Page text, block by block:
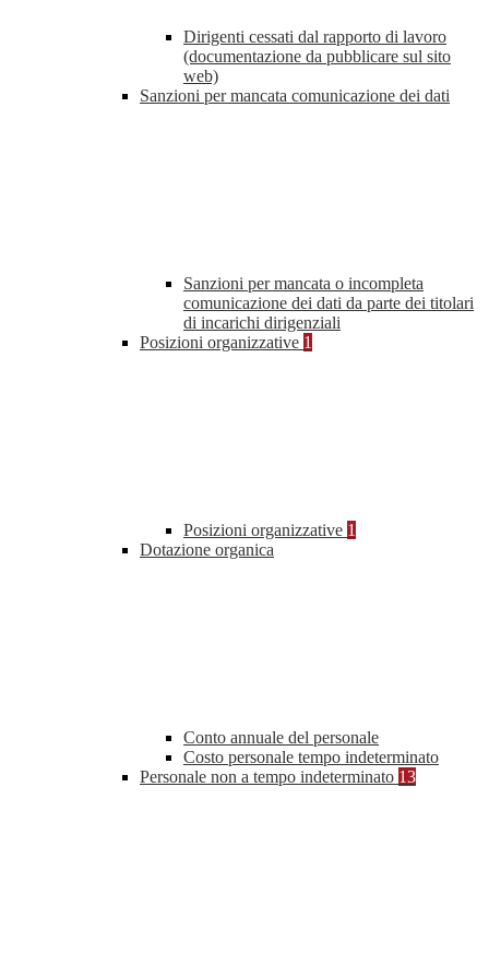
Dirigenti cessati dal rapporto di lavoro
(documentazione da pubblicare sul sito
web)
Sanzioni per mancata comunicazione dei dati
Sanzioni per mancata o incompleta
comunicazione dei dati da parte dei titolari
di incarichi dirigenziali
Posizioni organizzative 1
Posizioni organizzative 1
Dotazione organica
Conto annuale del personale
Costo personale tempo indeterminato
Personale non a tempo indeterminato 13